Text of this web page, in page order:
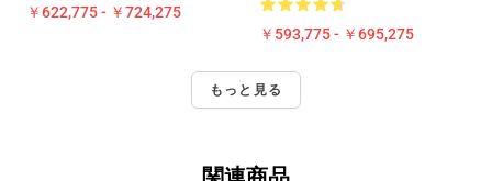
￥622,775 - ￥724,275
￥593,775 - ￥695,275
もっと見る